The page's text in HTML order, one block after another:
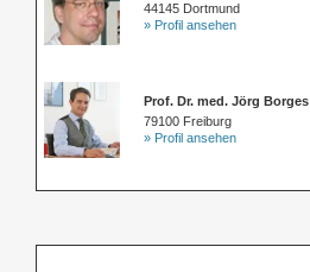
44145 Dortmund
» Profil ansehen
Prof. Dr. med. Jörg Borges
79100 Freiburg
» Profil ansehen